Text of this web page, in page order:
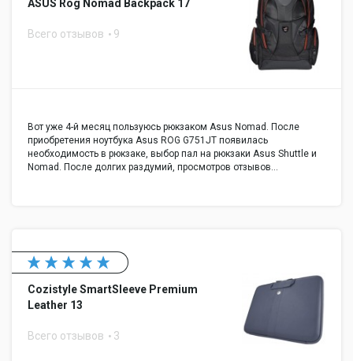
ASUS Rog Nomad Backpack 17
Всего отзывов 9
Вот уже 4-й месяц пользуюсь рюкзаком Asus Nomad. После
приобретения ноутбука Asus ROG G751JT появилась
необходимость в рюкзаке, выбор пал на рюкзаки Asus Shuttle и
Nomad. После долгих раздумий, просмотров отзывов…
Cozistyle SmartSleeve Premium
Leather 13
Всего отзывов 3